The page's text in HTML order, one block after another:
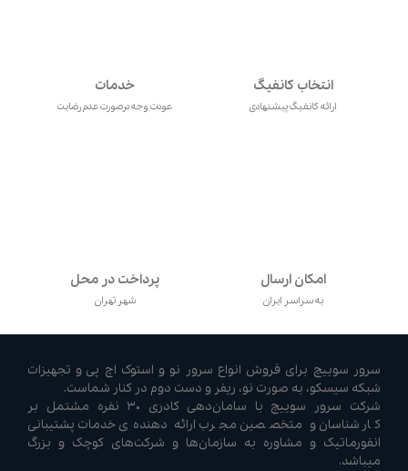
انتخاب کانفیگ
ارائه کانفیگ پیشنهادی
خدمات
عودت وجه درصورت عدم رضایت
امکان ارسال
به سراسر ایران
پرداخت در محل
شهر تهران
سرور سوییچ برای فروش انواع سرور نو و استوک اچ پی و تجهیزات
شبکه سیسکو، به صورت نو، ریفر و دست دوم در کنار شماست.
شرکت سرور سوییچ با سامان‌دهی کادری ۳۰ نفره مشتمل بر
کارشناسان و متخصصین مجرب ارائه دهنده‌ی خدمات پشتیبانی
انفورماتیک و مشاوره به سازمان‌ها و شرکت‌های کوچک و بزرگ
میباشد.